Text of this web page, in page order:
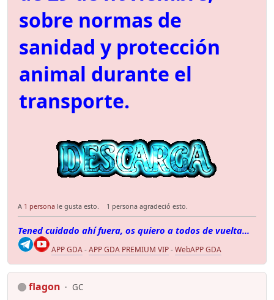
sobre normas de
sanidad y protección
animal durante el
transporte.
A 1 persona le gusta esto. 1 persona agradeció esto.
Tened cuidado ahí fuera, os quiero a todos de vuelta...
APP GDA-APP GDA PREMIUM VIP-WebAPP GDA
flagon GC